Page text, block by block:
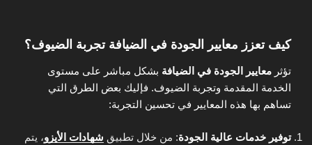
كيف تعزز معايير الجودة في الضيافة تجربة الضيوف؟
تؤثر معايير الجودة في الضيافة بشكل مباشر على مستوى
الخدمة المقدمة وتجربة الضيوف. فإليك بعض الطرق التي
تساهم بها هذه المعايير في تحسين التجربة:
توفير خدمات عالية الجودة: من خلال تطبيق شهادات الأيزو، يتم